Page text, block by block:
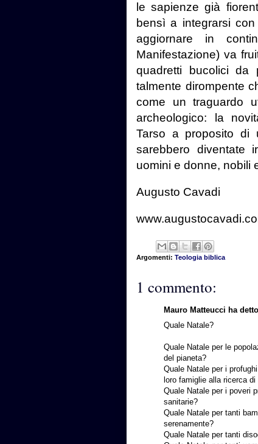
le sapienze già
bensì a integrarsi
aggiornare in
Manifestazione) va
quadretti bucolici da
talmente dirompente
come un traguardo
archeologico: la
Tarso a proposito di
sarebbero diventate
uomini e donne, nobili
Augusto Cavadi
Argomenti: Teologia biblica
1 commento:
Mauro Matteucci ha
Quale Natale?
Quale Natale per le
del pianeta?
Quale Natale per i
loro famiglie alla ricerca
Quale Natale per i poveri
sanitarie?
Quale Natale per tanti
serenamente?
Quale Natale per tanti